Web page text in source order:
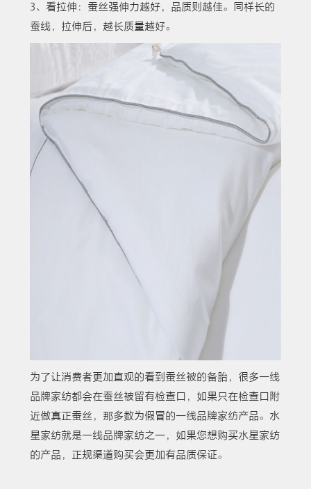
3、看拉伸：蚕丝强伸力越好，品质则越佳。同样长的
蚕线，拉伸后，越长质量越好。
为了让消费者更加直观的看到蚕丝被的备胎，很多一线
品牌家纺都会在蚕丝被留有检查口，如果只在检查口附
近做真正蚕丝，那多数为假冒的一线品牌家纺产品。水
星家纺就是一线品牌家纺之一，如果您想购买水星家纺
的产品，正规渠道购买会更加有品质保证。